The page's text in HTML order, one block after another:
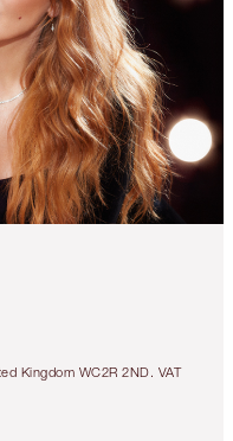
Kingdom WC2R 2ND. VAT